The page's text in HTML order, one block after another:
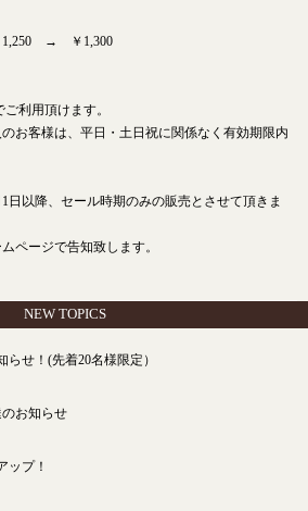
1,250 → ￥1,300
利用頂けます。
お客様は、平日・土日祝に関係なく有効期限内
日以降、セール時期のみの販売とさせて頂きま
ページで告知致します。
NEW TOPICS
せ！(先着20名様限定）
お知らせ
ップ！